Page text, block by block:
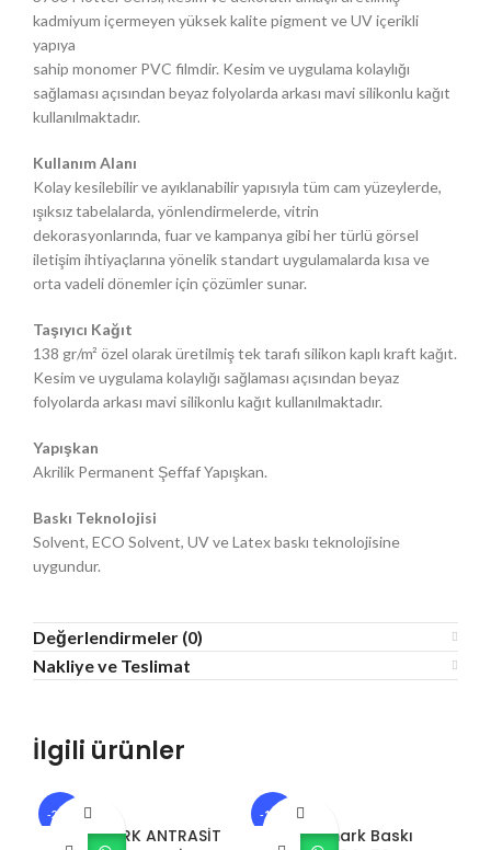
kadmiyum içermeyen yüksek kalite pigment ve UV içerikli
yapıya
sahip monomer PVC filmdir. Kesim ve uygulama kolaylığı
sağlaması açısından beyaz folyolarda arkası mavi silikonlu kağıt
kullanılmaktadır.
Kullanım Alanı
Kolay kesilebilir ve ayıklanabilir yapısıyla tüm cam yüzeylerde,
ışıksız tabelalarda, yönlendirmelerde, vitrin
dekorasyonlarında, fuar ve kampanya gibi her türlü görsel
iletişim ihtiyaçlarına yönelik standart uygulamalarda kısa ve
orta vadeli dönemler için çözümler sunar.
Taşıyıcı Kağıt
138 gr/m² özel olarak üretilmiş tek tarafı silikon kaplı kraft kağıt.
Kesim ve uygulama kolaylığı sağlaması açısından beyaz
folyolarda arkası mavi silikonlu kağıt kullanılmaktadır.
Yapışkan
Akrilik Permanent Şeffaf Yapışkan.
Baskı Teknolojisi
Solvent, ECO Solvent, UV ve Latex baskı teknolojisine
uygundur.
Değerlendirmeler (0)
Nakliye ve Teslimat
İlgili ürünler
-23%
SOFTMARK ANTRASİT
-10%
Softmark Baskı